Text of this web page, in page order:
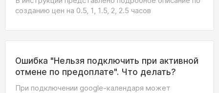
созданию цен на 0.5, 1, 1.5, 2, 2.5 часов
Ошибка "Нельзя подключить при активной
отмене по предоплате". Что делать?
При подключении google-календаря может